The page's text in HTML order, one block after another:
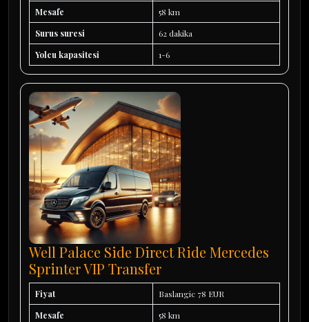
Mesafe
58 km
Surus suresi
62 dakika
Yolcu kapasitesi
1-6
Well Palace Side Direct Ride Mercedes
Sprinter VIP Transfer
Fiyat
Baslangic 78 EUR
Mesafe
58 km